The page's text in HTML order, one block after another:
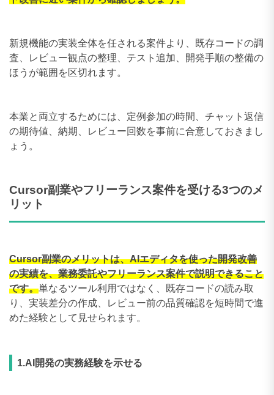
新規機能の実装全体を任される案件より、既存コードの調
査、レビュー観点の整理、テスト追加、開発手順の整備の
ほうが範囲を区切れます。
本業と両立するためには、定例参加の時間、チャット返信
の期待値、納期、レビュー回数を事前に合意しておきまし
ょう。
Cursor副業やフリーランス案件を受ける3つのメ
リット
Cursor副業のメリットは、AIエディタを使った開発改善
の実績を、業務委託やフリーランス案件で説明できること
です。単なるツール利用ではなく、既存コードの読み取
り、実装差分の作成、レビュー前の品質確認を短時間で進
めた経験として見せられます。
1.AI開発の実務経験を示せる